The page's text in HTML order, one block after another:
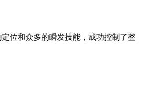
位和众多的瞬发技能，成功控制了整